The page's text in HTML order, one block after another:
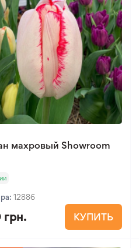
махровый Showroom
12886
КУПИТЬ